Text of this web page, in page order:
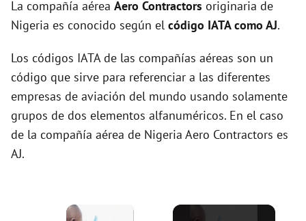
La compañía aérea Aero Contractors originaria de
Nigeria es conocido según el código IATA como AJ.
Los códigos IATA de las compañías aéreas son un
código que sirve para referenciar a las diferentes
empresas de aviación del mundo usando solamente
grupos de dos elementos alfanuméricos. En el caso
de la compañía aérea de Nigeria Aero Contractors es
AJ.